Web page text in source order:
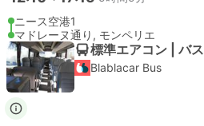
ニース空港1
マドレーヌ通り, モンペリエ
標準エアコン | バス
Blablacar Bus